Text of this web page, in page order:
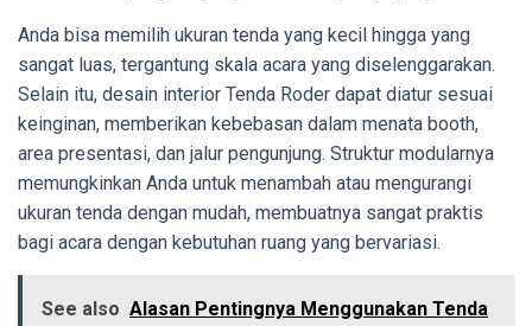
Anda bisa memilih ukuran tenda yang kecil hingga yang
sangat luas, tergantung skala acara yang diselenggarakan.
Selain itu, desain interior Tenda Roder dapat diatur sesuai
keinginan, memberikan kebebasan dalam menata booth,
area presentasi, dan jalur pengunjung. Struktur modularnya
memungkinkan Anda untuk menambah atau mengurangi
ukuran tenda dengan mudah, membuatnya sangat praktis
bagi acara dengan kebutuhan ruang yang bervariasi.
See also Alasan Pentingnya Menggunakan Tenda